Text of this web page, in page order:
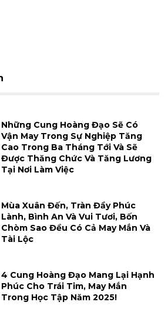
Những Cung Hoàng Đạo Sẽ Có
Vận May Trong Sự Nghiệp Tăng
Cao Trong Ba Tháng Tới Và Sẽ
Được Thăng Chức Và Tăng Lương
Tại Nơi Làm Việc
Mùa Xuân Đến, Tràn Đầy Phúc
Lành, Bình An Và Vui Tươi, Bốn
Chòm Sao Đều Có Cả May Mắn Và
Tài Lộc
4 Cung Hoàng Đạo Mang Lại Hạnh
Phúc Cho Trái Tim, May Mắn
Trong Học Tập Năm 2025!